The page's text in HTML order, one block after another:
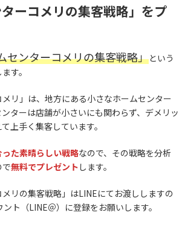
ターコメリの集客戦略」をプ
センターコメリの集客戦略」という
す。
リ」は、地方にある小さなホームセンター
ターは店舗が小さいにも関わらず、デメリッ
上手く集客しています。
た素晴らしい戦略なので、その戦略を分析
で無料でプレゼント します。
メリの集客戦略」はLINEにてお渡ししますの
ト（LINE＠）に登録をお願いします。